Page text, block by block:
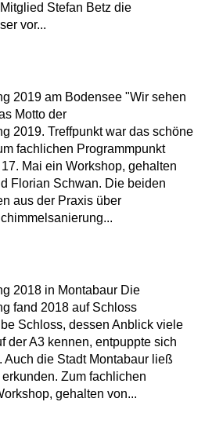
Stefan Betz die
vor...
2019 am Bodensee "Wir sehen
Motto der
2019. Treffpunkt war das schöne
fachlichen Programmpunkt
Mai ein Workshop, gehalten
Florian Schwan. Die beiden
aus der Praxis über
2018 in Montabaur Die
fand 2018 auf Schloss
Schloss, dessen Anblick viele
der A3 kennen, entpuppte sich
Auch die Stadt Montabaur ließ
Zum fachlichen
gehalten von...